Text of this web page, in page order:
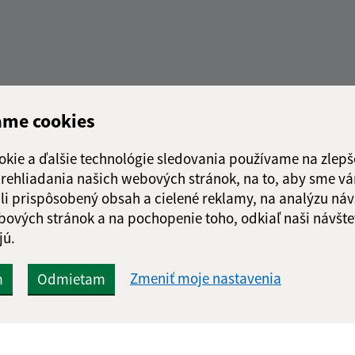
cookies
a ďalšie technológie sledovania používame na
našich webových stránok, na to, aby sme
prispôsobený obsah a cielené reklamy, na analýzu
stránok a na pochopenie toho, odkiaľ naši
Odmietam Zmeniť moje nastavenia
História
Fotogaléria
Školstvo
RSS
web portál webhosting wbx, s.r.o. domény